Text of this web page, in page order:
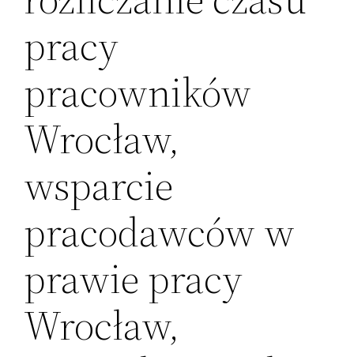
pracy
pracowników
Wrocław,
wsparcie
pracodawców w
prawie pracy
Wrocław,